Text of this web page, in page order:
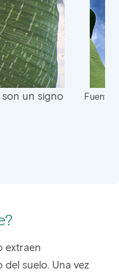
un signo
Fuente:
extraen
suelo. Una vez